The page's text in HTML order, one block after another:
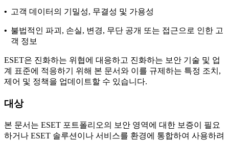
• 고객 데이터의 기밀성, 무결성 및 가용성
• 불법적인 파괴, 손실, 변경, 무단 공개 또는 접근으로 인한 고
객 정보
ESET은 진화하는 위협에 대응하고 진화하는 보안 기술 및 업
계 표준에 적응하기 위해 본 문서와 이를 규제하는 특정 조치,
제어 및 정책을 업데이트할 수 있습니다.
대상
본 문서는 ESET 포트폴리오의 보안 영역에 대한 보증이 필요
하거나 ESET 솔루션이나 서비스를 환경에 통합하여 사용하려